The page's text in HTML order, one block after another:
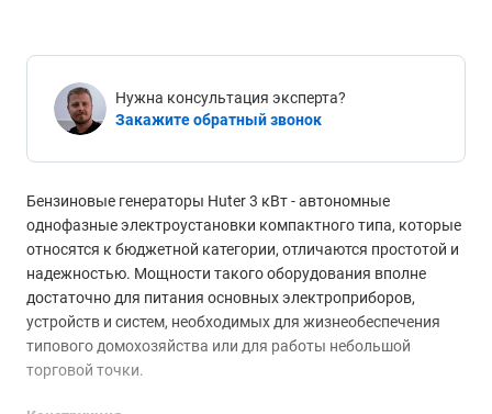
Нужна консультация эксперта?
Закажите обратный звонок
Бензиновые генераторы Huter 3 кВт - автономные
однофазные электроустановки компактного типа, которые
относятся к бюджетной категории, отличаются простотой и
надежностью. Мощности такого оборудования вполне
достаточно для питания основных электроприборов,
устройств и систем, необходимых для жизнеобеспечения
типового домохозяйства или для работы небольшой
торговой точки.